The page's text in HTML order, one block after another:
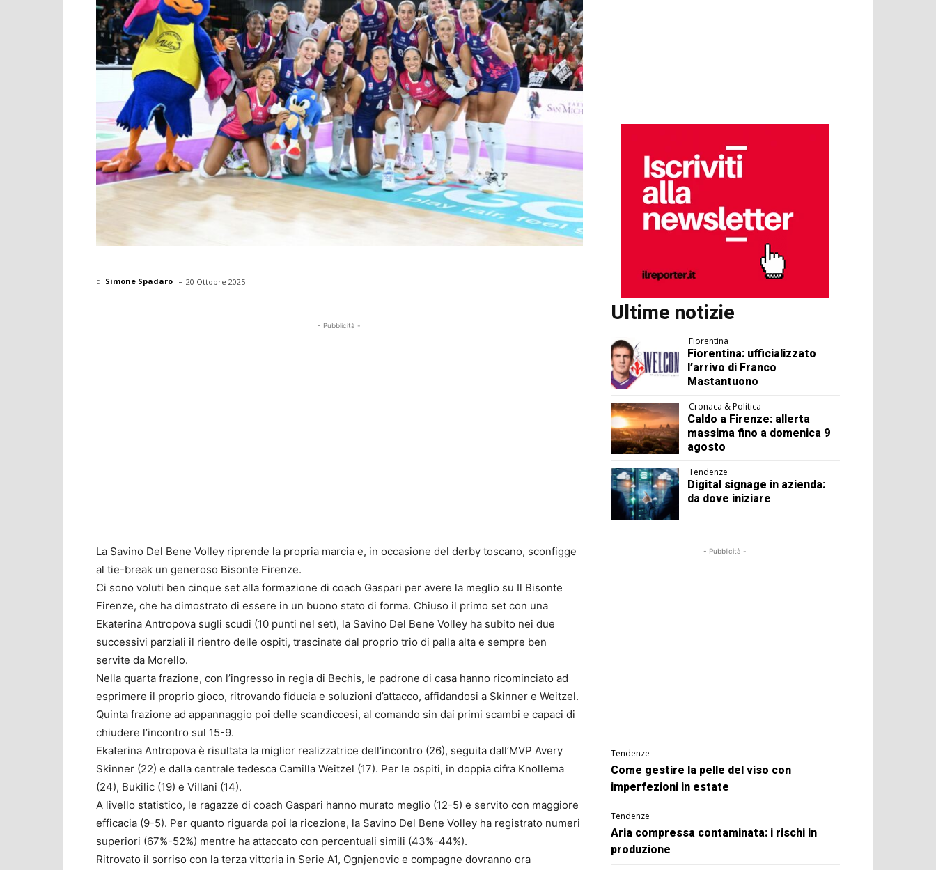
di Simone Spadaro - 20 Ottobre 2025
- Pubblicità -
La Savino Del Bene Volley riprende la propria marcia e, in occasione del derby toscano, sconfigge
al tie-break un generoso Bisonte Firenze.
Ci sono voluti ben cinque set alla formazione di coach Gaspari per avere la meglio su Il Bisonte
Firenze, che ha dimostrato di essere in un buono stato di forma. Chiuso il primo set con una
Ekaterina Antropova sugli scudi (10 punti nel set), la Savino Del Bene Volley ha subito nei due
successivi parziali il rientro delle ospiti, trascinate dal proprio trio di palla alta e sempre ben
servite da Morello.
Nella quarta frazione, con l’ingresso in regia di Bechis, le padrone di casa hanno ricominciato ad
esprimere il proprio gioco, ritrovando fiducia e soluzioni d’attacco, affidandosi a Skinner e Weitzel.
Quinta frazione ad appannaggio poi delle scandiccesi, al comando sin dai primi scambi e capaci di
chiudere l’incontro sul 15-9.
Ekaterina Antropova è risultata la miglior realizzatrice dell’incontro (26), seguita dall’MVP Avery
Skinner (22) e dalla centrale tedesca Camilla Weitzel (17). Per le ospiti, in doppia cifra Knollema
(24), Bukilic (19) e Villani (14).
A livello statistico, le ragazze di coach Gaspari hanno murato meglio (12-5) e servito con maggiore
efficacia (9-5). Per quanto riguarda poi la ricezione, la Savino Del Bene Volley ha registrato numeri
superiori (67%-52%) mentre ha attaccato con percentuali simili (43%-44%).
Ritrovato il sorriso con la terza vittoria in Serie A1, Ognjenovic e compagne dovranno ora
Ultime notizie
Fiorentina
Fiorentina: ufficializzato
l’arrivo di Franco
Mastantuono
Cronaca & Politica
Caldo a Firenze: allerta
massima fino a domenica 9
agosto
Tendenze
Digital signage in azienda:
da dove iniziare
- Pubblicità -
Tendenze
Come gestire la pelle del viso con
imperfezioni in estate
Tendenze
Aria compressa contaminata: i rischi in
produzione